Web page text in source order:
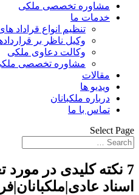
مشاوره تخصصی ملکی
خدمات ما
تنظیم انواع قراداد
وکیل ناظر بر
وکالت دعاوی ملکی
مشاوره تخصصی
مقالات
ویدیو ها
درباره ملکبانان
تماس با ما
Select Page
7 نکته کلیدی در
اسناد